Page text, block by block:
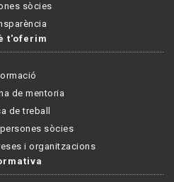
sòcies
t'oferim
de mentoria
de treball
sòcies
i organitzacions